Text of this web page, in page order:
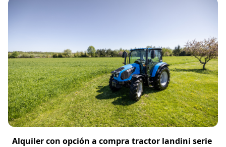
Alquiler con opción a compra tractor landini serie